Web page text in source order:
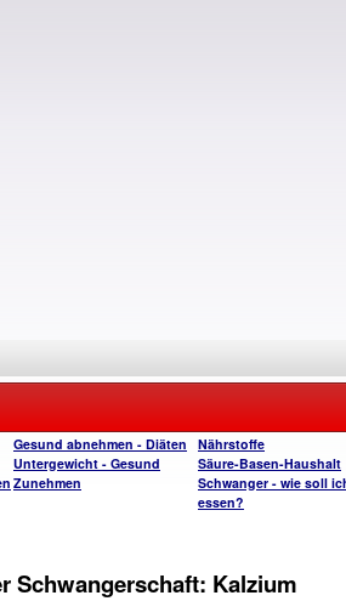
Gesund abnehmen - Diäten
Untergewicht - Gesund
Zunehmen
Nährstoffe
Säure-Basen-Haushalt
Schwanger - wie soll
essen?
Schwangerschaft: Kalzium